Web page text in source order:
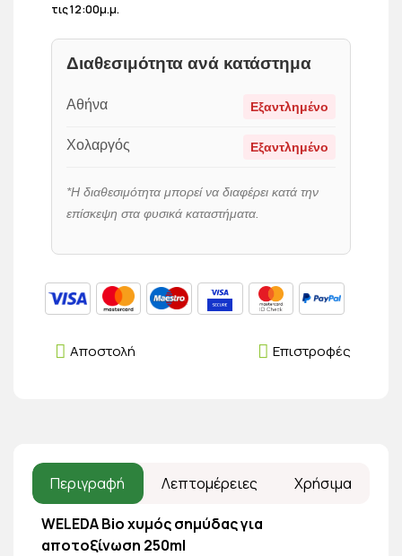
τις 12:00μ.μ.
Διαθεσιμότητα ανά κατάστημα
Αθήνα Εξαντλημένο
Χολαργός Εξαντλημένο
*Η διαθεσιμότητα μπορεί να διαφέρει κατά την
επίσκεψη στα φυσικά καταστήματα.
Επιστροφές
Αποστολή
Περιγραφή Λεπτομέρειες Χρήσιμα
WELEDA Bio χυμός σημύδας για
αποτοξίνωση 250ml